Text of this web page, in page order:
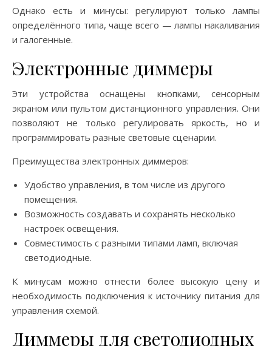
Однако есть и минусы: регулируют только лампы
определённого типа, чаще всего — лампы накаливания
и галогенные.
Электронные диммеры
Эти устройства оснащены кнопками, сенсорным
экраном или пультом дистанционного управления. Они
позволяют не только регулировать яркость, но и
программировать разные световые сценарии.
Преимущества электронных диммеров:
Удобство управления, в том числе из другого
помещения.
Возможность создавать и сохранять несколько
настроек освещения.
Совместимость с разными типами ламп, включая
светодиодные.
К минусам можно отнести более высокую цену и
необходимость подключения к источнику питания для
управления схемой.
Диммеры для светодиодных